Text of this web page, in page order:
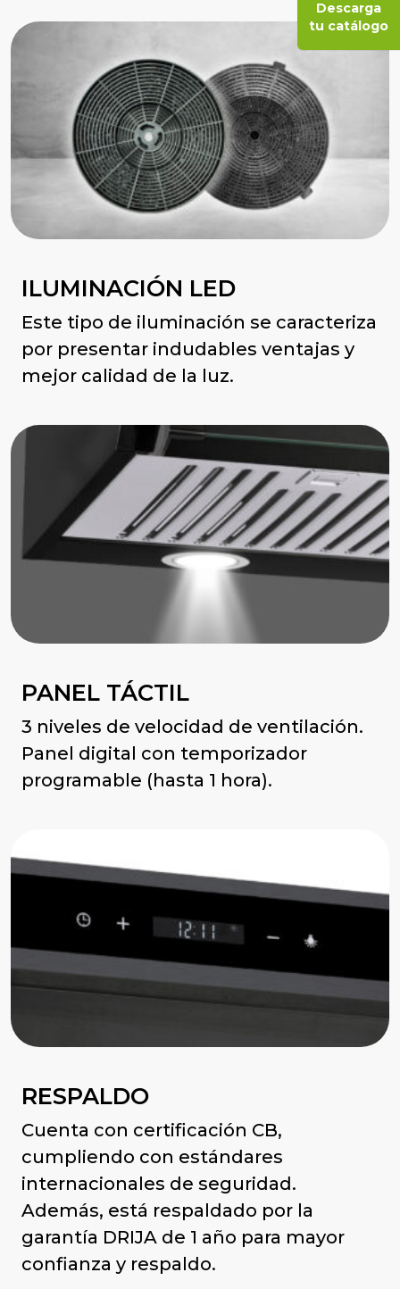
Descarga
tu catálogo
ILUMINACIÓN LED
Este tipo de iluminación se caracteriza
por presentar indudables ventajas y
mejor calidad de la luz.
PANEL TÁCTIL
3 niveles de velocidad de ventilación.
Panel digital con temporizador
programable (hasta 1 hora).
RESPALDO
Cuenta con certificación CB,
cumpliendo con estándares
internacionales de seguridad.
Además, está respaldado por la
garantía DRIJA de 1 año para mayor
confianza y respaldo.